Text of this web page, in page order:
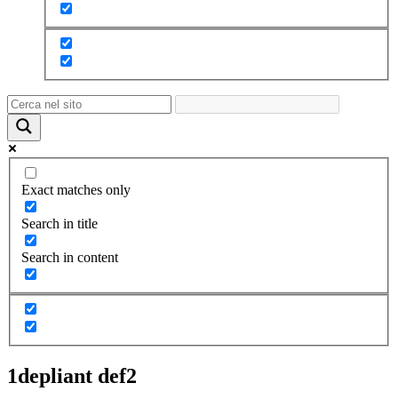
Exact matches only
Search in title
Search in content
1depliant def2